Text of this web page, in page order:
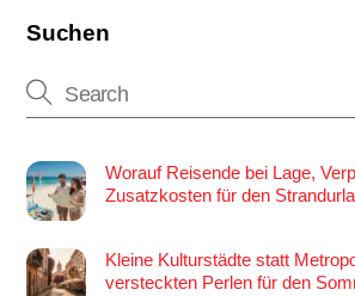
Suchen
Worauf Reisende bei Lage,
Zusatzkosten für den
Kleine Kulturstädte statt
versteckten Perlen für den